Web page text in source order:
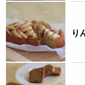
り